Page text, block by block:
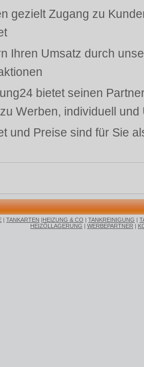
gezielt Zugang zu
Ihren Umsatz durch
bietet seinen
Werben, individuell
und Preise sind für Sie
| TANKARTEN |HEIZUNG & CO | TANKREINIGUNG |
HEIZÖLLAGERUNG | WERBEPARTNER |